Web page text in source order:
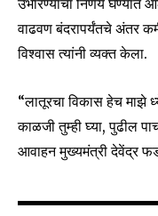
6,300
Fans
उभारण्याचा निर्णय
वाढवण बंदरापर्यंतचे अंतर
विश्वास त्यांनी व्यक्त केला.
“लातूरचा विकास हेच माझे
काळजी तुम्ही घ्या, पुढील
आवाहन मुख्यमंत्री देवेंद्र